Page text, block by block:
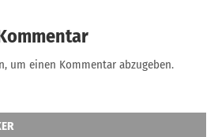
um einen Kommentar abzugeben.